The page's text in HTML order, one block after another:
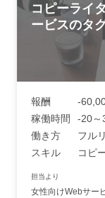
コピーライ
ービスのタ
報酬
-
稼働時間
-20～
働き方
フル
スキル
コピ
担当より
女性向けWebサー